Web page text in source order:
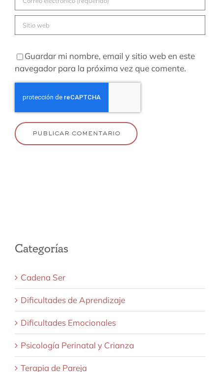
Guardar mi nombre, email y sitio web en este
navegador para la próxima vez que comente.
Categorías
Cadena Ser
Dificultades de Aprendizaje
Dificultades Emocionales
Psicología Perinatal y Crianza
Terapia de Pareja